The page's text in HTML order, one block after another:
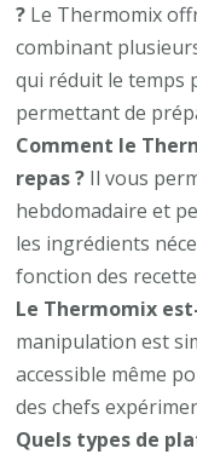
? Le Thermomix
combinant
qui réduit le temps
permettant de
Comment le
repas ? Il vous
hebdomadaire et
les ingrédients
fonction des
Le Thermomix
manipulation est
accessible même
des chefs
Quels types de